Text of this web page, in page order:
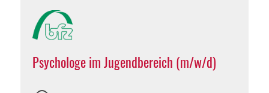
Psychologe im Jugendbereich (m/w/d)